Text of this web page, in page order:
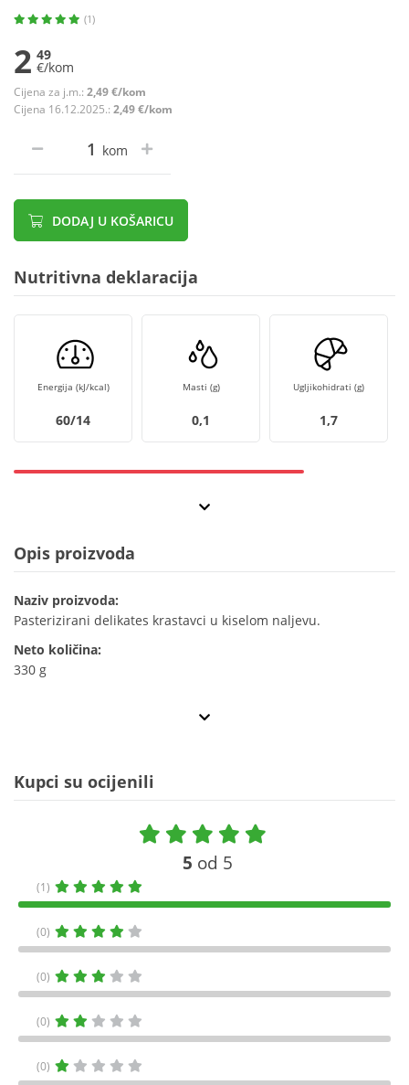
(1)
2 49
€/kom
Cijena za j.m.: 2,49 €/kom
Cijena 16.12.2025.: 2,49 €/kom
kom
DODAJ U KOŠARICU
Nutritivna deklaracija
Energija (kJ/kcal)
60/14
Masti (g)
0,1
Ugljikohidrati (g)
1,7
Opis proizvoda
Naziv proizvoda:
Pasterizirani delikates krastavci u kiselom naljevu.
Neto količina:
330 g
Kupci su ocijenili
5 od 5
(1)
(0)
(0)
(0)
(0)